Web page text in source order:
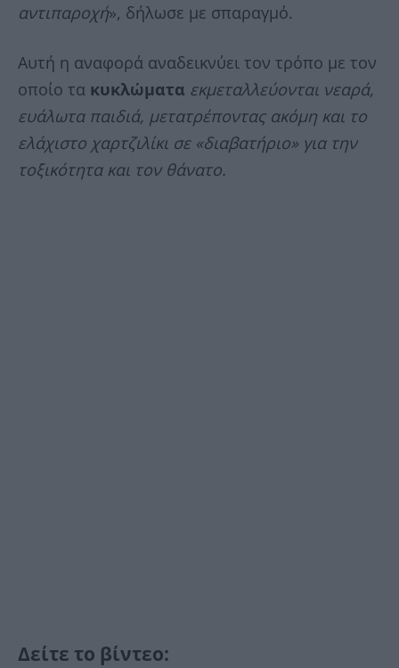
αντιπαροχή», δήλωσε με σπαραγμό.
Αυτή η αναφορά αναδεικνύει τον τρόπο με τον
οποίο τα κυκλώματα εκμεταλλεύονται νεαρά,
ευάλωτα παιδιά, μετατρέποντας ακόμη και το
ελάχιστο χαρτζιλίκι σε «διαβατήριο» για την
τοξικότητα και τον θάνατο.
Δείτε το βίντεο: